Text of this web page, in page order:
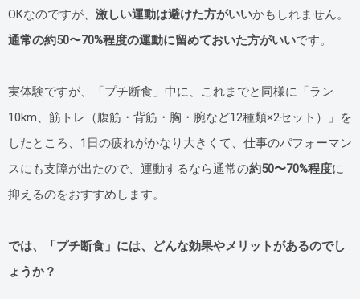
OKなのですが、 激しい運動は避けた方がいいかもしれません。
通常の約50〜70%程度の運動に留めておいた方がいいです。
実体験ですが、「プチ断食」中に、これまでと同様に「ラン
10km、筋トレ（腹筋・背筋・胸・腕など12種類×2セット）」を
したところ、1日の疲れがかなり大きくて、仕事のパフォーマン
スにも支障が出たので、運動するなら通常の約50〜70%程度に
抑えるのをおすすめします。
では、「プチ断食」には、どんな効果やメリットがあるのでし
ょうか？